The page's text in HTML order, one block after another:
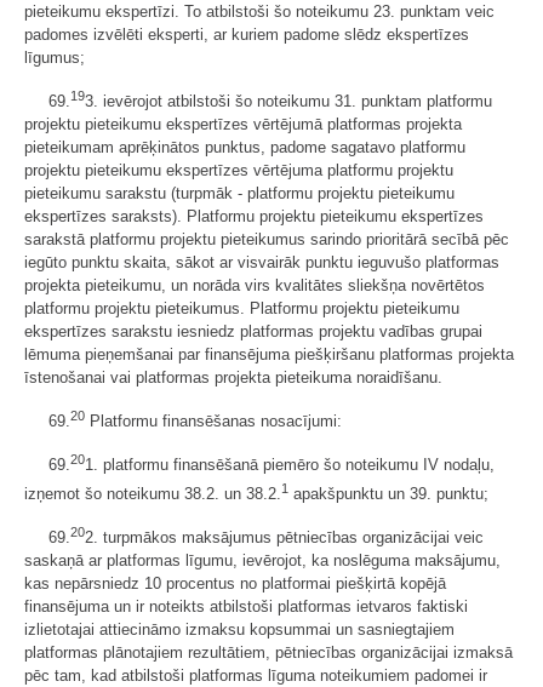
pieteikumu ekspertīzi. To atbilstoši šo noteikumu 23. punktam veic
padomes izvēlēti eksperti, ar kuriem padome slēdz ekspertīzes
līgumus;
69. 193. ievērojot atbilstoši šo noteikumu 31. punktam platformu
projektu pieteikumu ekspertīzes vērtējumā platformas projekta
pieteikumam aprēķinātos punktus, padome sagatavo platformu
projektu pieteikumu ekspertīzes vērtējuma platformu projektu
pieteikumu sarakstu (turpmāk - platformu projektu pieteikumu
ekspertīzes saraksts). Platformu projektu pieteikumu ekspertīzes
sarakstā platformu projektu pieteikumus sarindo prioritārā secībā pēc
iegūto punktu skaita, sākot ar visvairāk punktu ieguvušo platformas
projekta pieteikumu, un norāda virs kvalitātes sliekšņa novērtētos
platformu projektu pieteikumus. Platformu projektu pieteikumu
ekspertīzes sarakstu iesniedz platformas projektu vadības grupai
lēmuma pieņemšanai par finansējuma piešķiršanu platformas projekta
īstenošanai vai platformas projekta pieteikuma noraidīšanu.
69.20 Platformu finansēšanas nosacījumi:
69.201. platformu finansēšanā piemēro šo noteikumu IV nodaļu,
izņemot šo noteikumu 38.2. un 38.2. 1 apakšpunktu un 39. punktu;
69.202. turpmākos maksājumus pētniecības organizācijai veic
saskaņā ar platformas līgumu, ievērojot, ka noslēguma maksājumu,
kas nepārsniedz 10 procentus no platformai piešķirtā kopējā
finansējuma un ir noteikts atbilstoši platformas ietvaros faktiski
izlietotajai attiecināmo izmaksu kopsummai un sasniegtajiem
platformas plānotajiem rezultātiem, pētniecības organizācijai izmaksā
pēc tam, kad atbilstoši platformas līguma noteikumiem padomei ir